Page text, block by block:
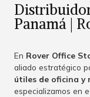
Panamá |
En Rover Office
aliado estratégico
útiles de oficina y
especializamos en